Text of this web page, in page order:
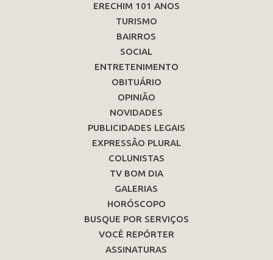
ERECHIM 101 ANOS
TURISMO
BAIRROS
SOCIAL
ENTRETENIMENTO
OBITUÁRIO
OPINIÃO
NOVIDADES
PUBLICIDADES LEGAIS
EXPRESSÃO PLURAL
COLUNISTAS
TV BOM DIA
GALERIAS
HORÓSCOPO
BUSQUE POR SERVIÇOS
VOCÊ REPÓRTER
ASSINATURAS